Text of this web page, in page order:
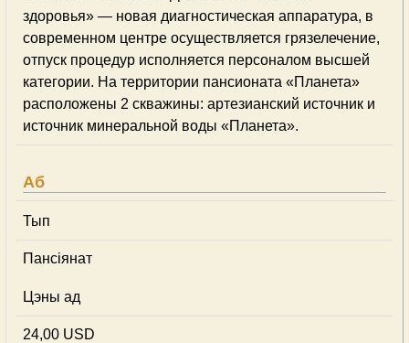
здоровья» — новая диагностическая аппаратура, в
современном центре осуществляется грязелечение,
отпуск процедур исполняется персоналом высшей
категории. На территории пансионата «Планета»
расположены 2 скважины: артезианский источник и
источник минеральной воды «Планета».
Аб
Тып
Пансіянат
Цэны ад
24,00 USD